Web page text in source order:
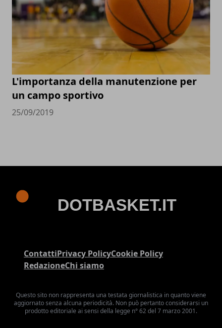
L'importanza della manutenzione per
un campo sportivo
25/09/2019
ContattiPrivacy PolicyCookie Policy
RedazioneChi siamo
Questo sito non rappresenta una testata giornalistica in quanto viene
aggiornato senza alcuna periodicità. Non può pertanto considerarsi un
prodotto editoriale ai sensi della legge n° 62 del 7 marzo 2001.